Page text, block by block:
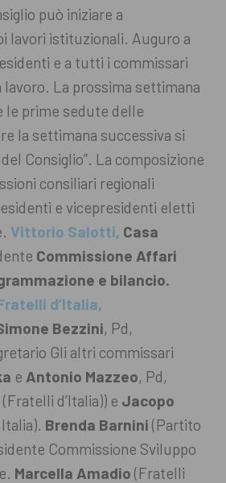
può iniziare a
lavori istituzionali. Auguro a
e a tutti i commissari
lavoro. La prossima settimana
le prime sedute delle
la settimana successiva si
Consiglio”. La composizione
consiliari regionali
e vicepresidenti eletti
Vittorio Salotti, Casa
Commissione Affari
e bilancio.
d’Italia,
Bezzini, Pd,
Gli altri commissari
e Antonio Mazzeo, Pd,
(Fratelli d’Italia)) e Jacopo
Brenda Barnini (Partito
Commissione Sviluppo
Marcella Amadio (Fratelli